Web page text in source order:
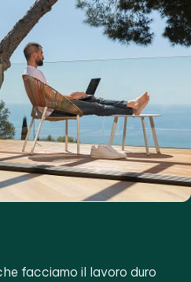
facciamo il lavoro duro